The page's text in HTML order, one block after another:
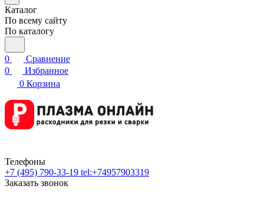
Каталог
По всему сайту
По каталогу
0
Сравнение
0
Избранное
0 Корзина
Телефоны
+7 (495) 790-33-19 tel:+74957903319
Заказать звонок